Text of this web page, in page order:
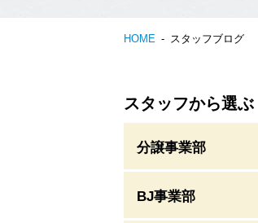
HOME スタッフブログ
スタッフから選ぶ
分譲事業部
BJ事業部